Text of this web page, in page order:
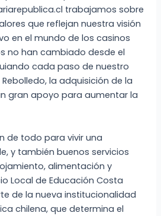
trabajamos sobre
que reflejan nuestra visión
en el mundo de los casinos
no han cambiado desde el
cada paso de nuestro
la adquisición de la
gran apoyo para aumentar la
de todo para vivir una
y también buenos servicios
alimentación y
Local de Educación Costa
de la nueva institucionalidad
chilena, que determina el